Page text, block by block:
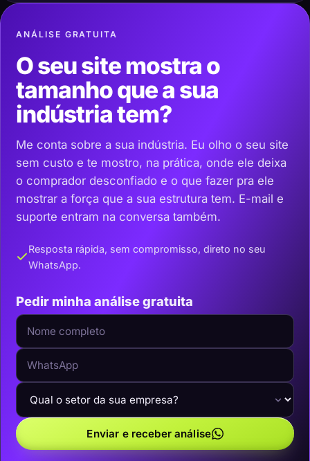
ANÁLISE GRATUITA
O seu site mostra o
tamanho que a sua
indústria tem?
Me conta sobre a sua indústria. Eu olho o seu site
sem custo e te mostro, na prática, onde ele deixa
o comprador desconfiado e o que fazer pra ele
mostrar a força que a sua estrutura tem. E-mail e
suporte entram na conversa também.
Resposta rápida, sem compromisso, direto no seu
WhatsApp.
Pedir minha análise gratuita
Enviar e receber análise